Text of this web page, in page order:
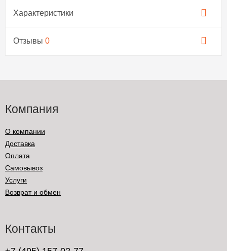
Характеристики
Отзывы 0
Компания
О компании
Доставка
Оплата
Самовывоз
Услуги
Возврат и обмен
Контакты